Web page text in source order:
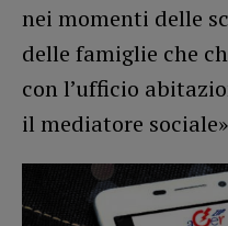
nei momenti delle
delle famiglie che
con l’ufficio
il mediatore